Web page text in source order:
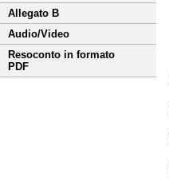
Allegato B
Audio/Video
Resoconto in formato
PDF